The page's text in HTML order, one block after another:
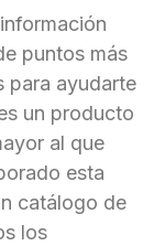
puntos más
para ayudarte
un producto
al que
esta
catálogo de
los